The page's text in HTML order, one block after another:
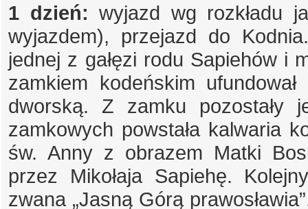
1 dzień: wyjazd wg rozkładu
wyjazdem), przejazd do
jednej z gałęzi rodu Sapiehów i
zamkiem kodeńskim
dworską. Z zamku pozostały
zamkowych powstała kalwaria
św. Anny z obrazem Matki
przez Mikołaja Sapiehę.
zwana „Jasną Górą